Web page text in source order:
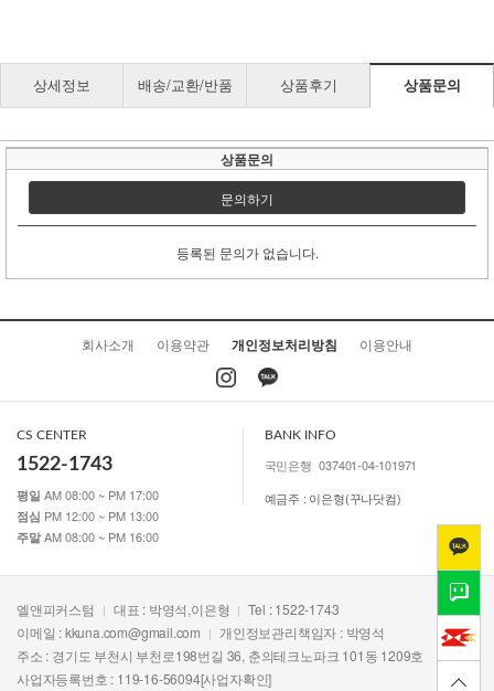
상세정보 배송/교환/반품 상품후기 상품문의
상품문의
문의하기
등록된 문의가 없습니다.
회사소개 이용약관 개인정보처리방침 이용안내
CS CENTER
1522-1743
평일 AM 08:00 ~ PM 17:00
점심 PM 12:00 ~ PM 13:00
주말 AM 08:00 ~ PM 16:00
BANK INFO
국민은행 037401-04-101971
예금주 : 이은형(꾸나닷컴)
엘앤피커스텀 대표 : 박영석,이은형
Tel : 1522-1743
이메일 :kkuna.com@gmail.com
개인정보관리책임자 : 박영석
주소 : 경기도 부천시 부천로198번길 36, 춘의테크노파크 101동 1209호
사업자등록번호 : 119-16-56094[사업자확인]